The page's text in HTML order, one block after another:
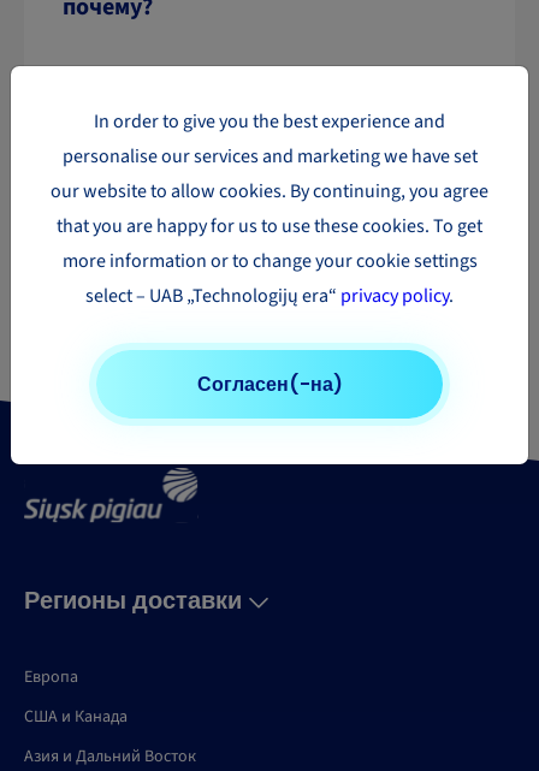
почему?
Нужно отправить посылку?
Узнай цену своей посылки
Калькулятор цены
Регионы доставки
Европа
США и Канадa
Азия и Дальний Восток
In order to give you the best experience and
personalise our services and marketing we have set
our website to allow cookies. By continuing, you agree
that you are happy for us to use these cookies. To get
more information or to change your cookie settings
select – UAB „Technologijų era“ privacy policy.
Согласен(-на)